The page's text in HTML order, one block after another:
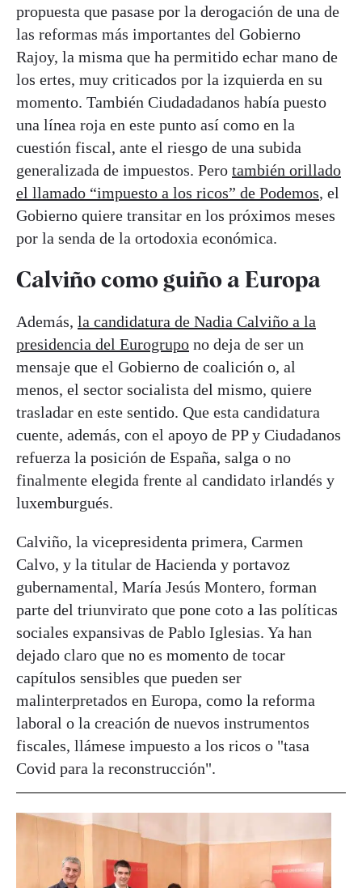
propuesta que pasase por la derogación de una de
las reformas más importantes del Gobierno
Rajoy, la misma que ha permitido echar mano de
los ertes, muy criticados por la izquierda en su
momento. También Ciudadadanos había puesto
una línea roja en este punto así como en la
cuestión fiscal, ante el riesgo de una subida
generalizada de impuestos. Pero también orillado
el llamado “impuesto a los ricos” de Podemos, el
Gobierno quiere transitar en los próximos meses
por la senda de la ortodoxia económica.
Calviño como guiño a Europa
Además, la candidatura de Nadia Calviño a la
presidencia del Eurogrupo no deja de ser un
mensaje que el Gobierno de coalición o, al
menos, el sector socialista del mismo, quiere
trasladar en este sentido. Que esta candidatura
cuente, además, con el apoyo de PP y Ciudadanos
refuerza la posición de España, salga o no
finalmente elegida frente al candidato irlandés y
luxemburgués.
Calviño, la vicepresidenta primera, Carmen
Calvo, y la titular de Hacienda y portavoz
gubernamental, María Jesús Montero, forman
parte del triunvirato que pone coto a las políticas
sociales expansivas de Pablo Iglesias. Ya han
dejado claro que no es momento de tocar
capítulos sensibles que pueden ser
malinterpretados en Europa, como la reforma
laboral o la creación de nuevos instrumentos
fiscales, llámese impuesto a los ricos o "tasa
Covid para la reconstrucción".